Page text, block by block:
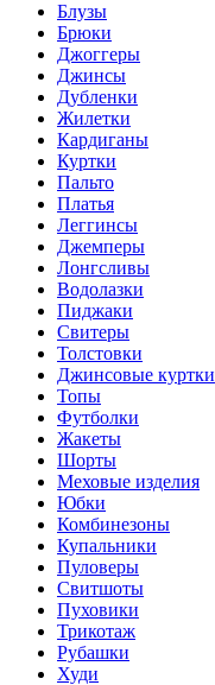
Блузы
Брюки
Джоггеры
Джинсы
Дубленки
Жилетки
Кардиганы
Куртки
Пальто
Платья
Леггинсы
Джемперы
Лонгсливы
Водолазки
Пиджаки
Свитеры
Толстовки
Джинсовые куртки
Топы
Футболки
Жакеты
Шорты
Меховые изделия
Юбки
Комбинезоны
Купальники
Пуловеры
Свитшоты
Пуховики
Трикотаж
Рубашки
Худи